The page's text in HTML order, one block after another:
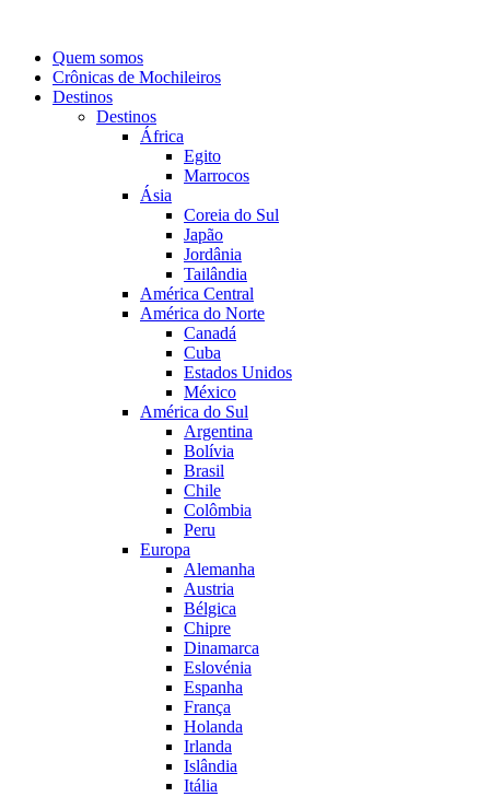
Quem somos
Crônicas de Mochileiros
Destinos
Destinos
África
Egito
Marrocos
Ásia
Coreia do Sul
Japão
Jordânia
Tailândia
América Central
América do Norte
Canadá
Cuba
Estados Unidos
México
América do Sul
Argentina
Bolívia
Brasil
Chile
Colômbia
Peru
Europa
Alemanha
Austria
Bélgica
Chipre
Dinamarca
Eslovénia
Espanha
França
Holanda
Irlanda
Islândia
Itália